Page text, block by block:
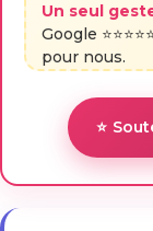
Un seul
Google
pour nous.
⭐